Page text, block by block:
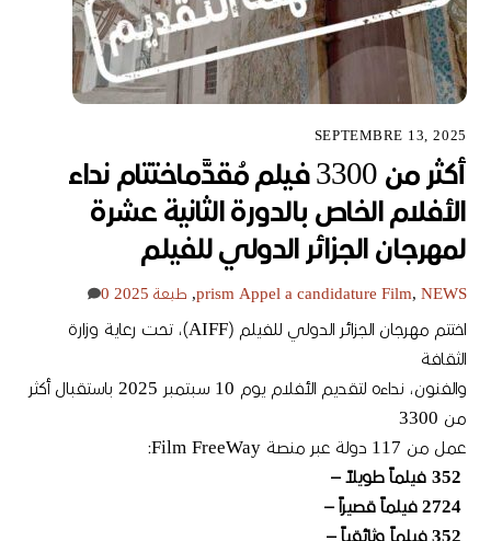
SEPTEMBRE 13, 2025
أكثر من 3300 فيلم مُقدَّماختتام نداء
الأفلام الخاص بالدورة الثانية عشرة
لمهرجان الجزائر الدولي للفيلم
prism Appel a candidature Film, NEWS
, طبعة 2025 0
اختتم مهرجان الجزائر الدولي للفيلم (AIFF)، تحت رعاية وزارة
الثقافة
والفنون، نداءه لتقديم الأفلام يوم 10 سبتمبر 2025 باستقبال أكثر
من 3300
عمل من 117 دولة عبر منصة Film FreeWay:
2724 فيلماً قصيراً –